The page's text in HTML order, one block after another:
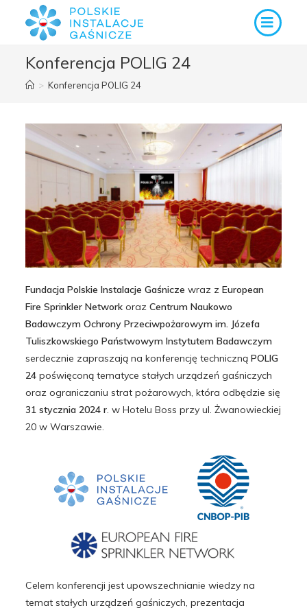
Konferencja POLIG 24
> Konferencja POLIG 24
Fundacja Polskie Instalacje Gaśnicze wraz zEuropean
Fire Sprinkler Network orazCentrum Naukowo
Badawczym Ochrony Przeciwpożarowym im. Józefa
Tuliszkowskiego Państwowym Instytutem Badawczym
serdecznie zapraszają na konferencję technicznąPOLIG
24 poświęconą tematyce stałych urządzeń gaśniczych
oraz ograniczaniu strat pożarowych, która odbędzie się
31 stycznia 2024 r. wHotelu Boss przy ul. Żwanowieckiej
20 w Warszawie.
Celem konferencji jest upowszechnianie wiedzy na
temat stałych urządzeń gaśniczych, prezentacja